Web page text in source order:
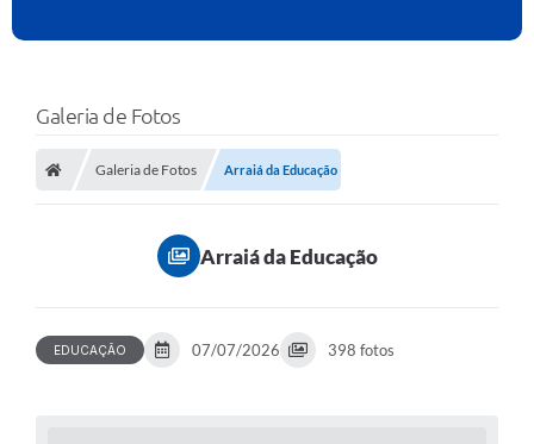
Galeria de Fotos
Galeria de Fotos Arraiá da Educação
Arraiá da Educação
EDUCAÇÃO 07/07/2026 398 fotos